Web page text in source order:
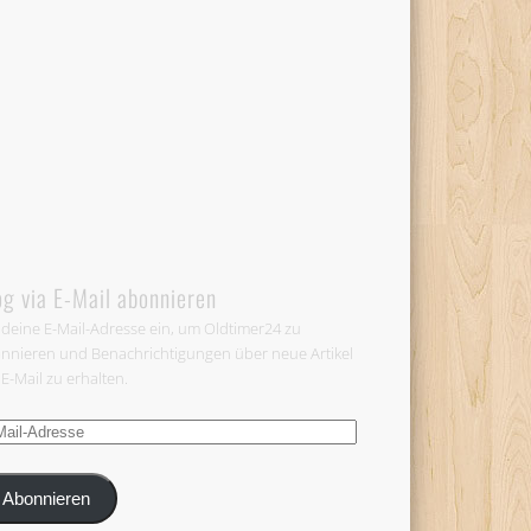
via E-Mail abonnieren
E-Mail-Adresse ein, um Oldtimer24 zu
und Benachrichtigungen über neue Artikel
Mail zu erhalten.
Abonnieren